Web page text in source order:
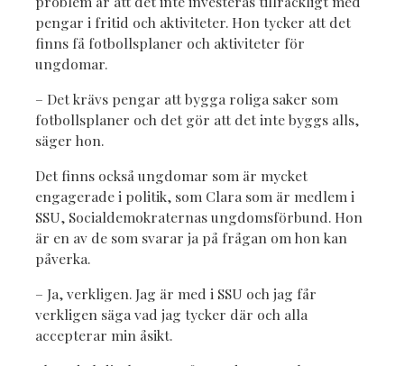
pengar i fritid och aktiviteter. Hon tycker att det
finns få fotbollsplaner och aktiviteter för
ungdomar.
– Det krävs pengar att bygga roliga saker som
fotbollsplaner och det gör att det inte byggs alls,
säger hon.
Det finns också ungdomar som är mycket
engagerade i politik, som Clara som är medlem i
SSU, Socialdemokraternas ungdomsförbund. Hon
är en av de som svarar ja på frågan om hon kan
påverka.
– Ja, verkligen. Jag är med i SSU och jag får
verkligen säga vad jag tycker där och alla
accepterar min åsikt.